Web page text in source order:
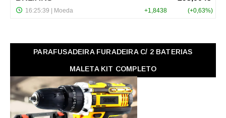
PARAFUSADEIRA FURADEIRA C/ 2 BATERIAS
MALETA KIT COMPLETO